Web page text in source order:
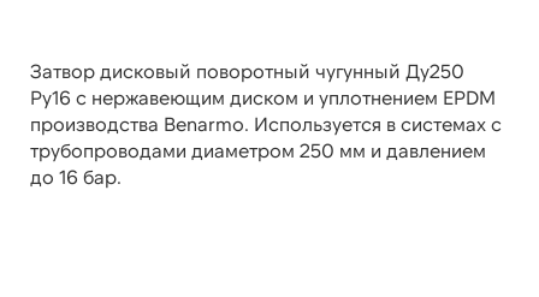
Затвор дисковый поворотный чугунный Ду250
Ру16 с нержавеющим диском и уплотнением EPDM
производства Benarmo. Используется в системах с
трубопроводами диаметром 250 мм и давлением
до 16 бар.